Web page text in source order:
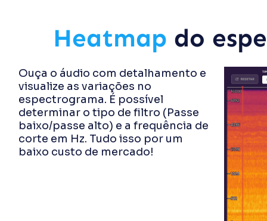
Heatmap do
Ouça o áudio com detalhamento e
visualize as variações no
espectrograma. É possível
determinar o tipo de filtro (Passe
baixo/passe alto) e a frequência de
corte em Hz. Tudo isso por um
baixo custo de mercado!